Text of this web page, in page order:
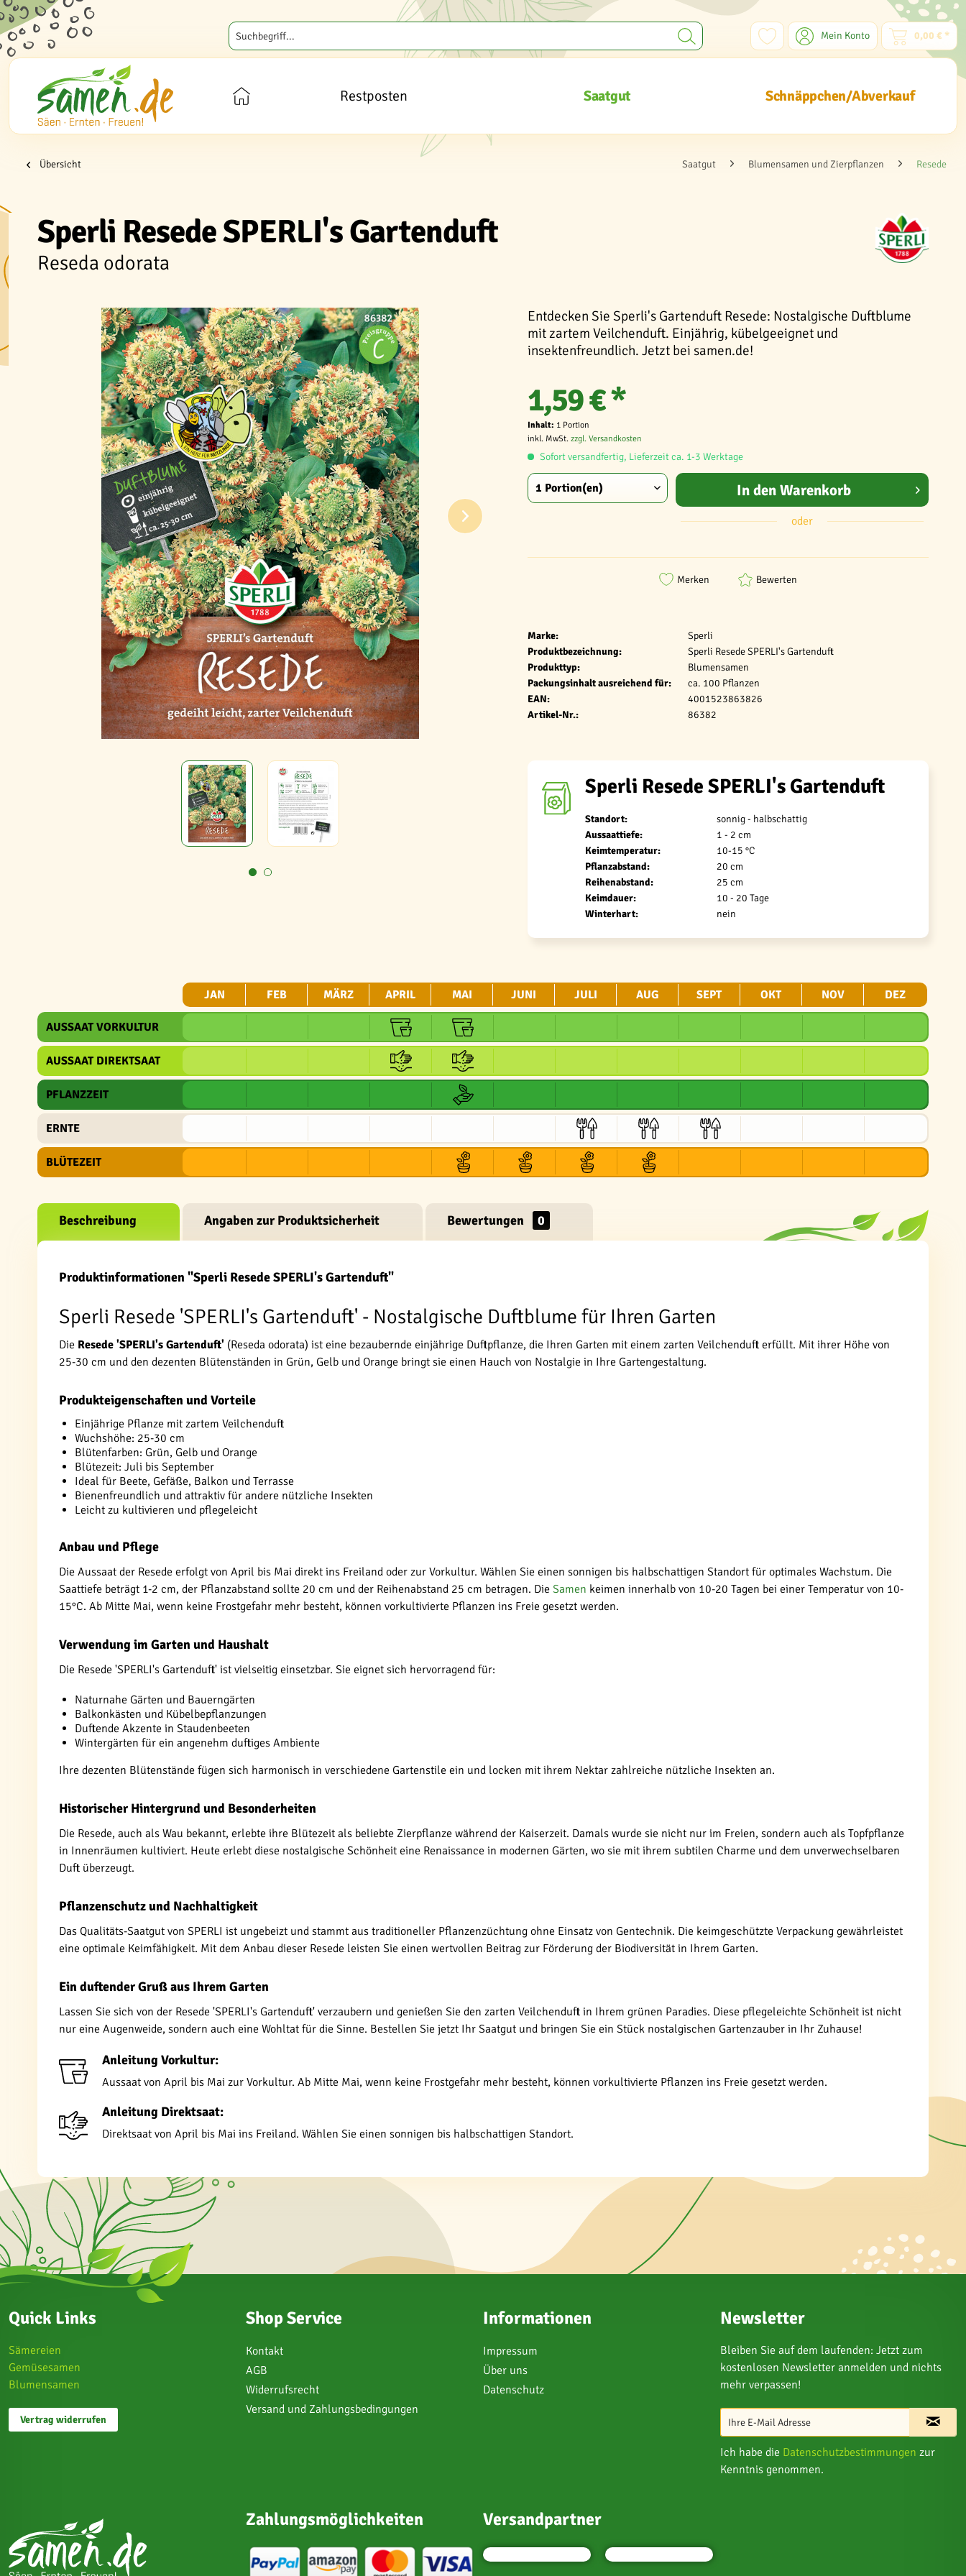
Mein Konto 0,00 € *
Restposten Saatgut Schnäppchen/Abverkauf
Übersicht Saatgut Blumensamen und Zierpflanzen Resede
Sperli Resede SPERLI's Gartenduft
Reseda odorata
Entdecken Sie Sperli's Gartenduft Resede: Nostalgische Duftblume
mit zartem Veilchenduft. Einjährig, kübelgeeignet und
insektenfreundlich. Jetzt bei samen.de!
Marke:
Sperli
Produktbezeichnung:
Sperli Resede SPERLI's Gartenduft
Produkttyp:
Blumensamen
Packungsinhalt ausreichend für:
ca. 100 Pflanzen
EAN:
4001523863826
Artikel-Nr.:
86382
1,59 € *
Inhalt: 1 Portion
inkl. MwSt. zzgl. Versandkosten
Sofort versandfertig, Lieferzeit ca. 1-3 Werktage
In den Warenkorb
oder
Merken Bewerten
Sperli Resede SPERLI's Gartenduft
Standort:
sonnig - halbschattig
Aussaattiefe:
1 - 2 cm
Keimtemperatur:
10-15 °C
Pflanzabstand:
20 cm
Reihenabstand:
25 cm
Keimdauer:
10 - 20 Tage
Winterhart:
nein
JAN FEB MÄRZ APRIL MAI JUNI JULI AUG SEPT OKT NOV DEZ
AUSSAAT VORKULTUR
AUSSAAT DIREKTSAAT
PFLANZZEIT
ERNTE
BLÜTEZEIT
Beschreibung Angaben zur Produktsicherheit Bewertungen 0
Produktinformationen "Sperli Resede SPERLI's Gartenduft"
Sperli Resede 'SPERLI's Gartenduft' - Nostalgische Duftblume für Ihren Garten
Die Resede 'SPERLI's Gartenduft' (Reseda odorata) ist eine bezaubernde einjährige Duftpflanze, die Ihren Garten mit einem zarten Veilchenduft erfüllt. Mit ihrer Höhe von
25-30 cm und den dezenten Blütenständen in Grün, Gelb und Orange bringt sie einen Hauch von Nostalgie in Ihre Gartengestaltung.
Produkteigenschaften und Vorteile
Einjährige Pflanze mit zartem Veilchenduft
Wuchshöhe: 25-30 cm
Blütenfarben: Grün, Gelb und Orange
Blütezeit: Juli bis September
Ideal für Beete, Gefäße, Balkon und Terrasse
Bienenfreundlich und attraktiv für andere nützliche Insekten
Leicht zu kultivieren und pflegeleicht
Anbau und Pflege
Die Aussaat der Resede erfolgt von April bis Mai direkt ins Freiland oder zur Vorkultur. Wählen Sie einen sonnigen bis halbschattigen Standort für optimales Wachstum. Die
Saattiefe beträgt 1-2 cm, der Pflanzabstand sollte 20 cm und der Reihenabstand 25 cm betragen. Die Samen keimen innerhalb von 10-20 Tagen bei einer Temperatur von 10-
15°C. Ab Mitte Mai, wenn keine Frostgefahr mehr besteht, können vorkultivierte Pflanzen ins Freie gesetzt werden.
Verwendung im Garten und Haushalt
Die Resede 'SPERLI's Gartenduft' ist vielseitig einsetzbar. Sie eignet sich hervorragend für:
Naturnahe Gärten und Bauerngärten
Balkonkästen und Kübelbepflanzungen
Duftende Akzente in Staudenbeeten
Wintergärten für ein angenehm duftiges Ambiente
Ihre dezenten Blütenstände fügen sich harmonisch in verschiedene Gartenstile ein und locken mit ihrem Nektar zahlreiche nützliche Insekten an.
Historischer Hintergrund und Besonderheiten
Die Resede, auch als Wau bekannt, erlebte ihre Blütezeit als beliebte Zierpflanze während der Kaiserzeit. Damals wurde sie nicht nur im Freien, sondern auch als Topfpflanze
in Innenräumen kultiviert. Heute erlebt diese nostalgische Schönheit eine Renaissance in modernen Gärten, wo sie mit ihrem subtilen Charme und dem unverwechselbaren
Duft überzeugt.
Pflanzenschutz und Nachhaltigkeit
Das Qualitäts-Saatgut von SPERLI ist ungebeizt und stammt aus traditioneller Pflanzenzüchtung ohne Einsatz von Gentechnik. Die keimgeschützte Verpackung gewährleistet
eine optimale Keimfähigkeit. Mit dem Anbau dieser Resede leisten Sie einen wertvollen Beitrag zur Förderung der Biodiversität in Ihrem Garten.
Ein duftender Gruß aus Ihrem Garten
Lassen Sie sich von der Resede 'SPERLI's Gartenduft' verzaubern und genießen Sie den zarten Veilchenduft in Ihrem grünen Paradies. Diese pflegeleichte Schönheit ist nicht
nur eine Augenweide, sondern auch eine Wohltat für die Sinne. Bestellen Sie jetzt Ihr Saatgut und bringen Sie ein Stück nostalgischen Gartenzauber in Ihr Zuhause!
Anleitung Vorkultur:
Aussaat von April bis Mai zur Vorkultur. Ab Mitte Mai, wenn keine Frostgefahr mehr besteht, können vorkultivierte Pflanzen ins Freie gesetzt werden.
Anleitung Direktsaat:
Direktsaat von April bis Mai ins Freiland. Wählen Sie einen sonnigen bis halbschattigen Standort.
Quick Links
Sämereien
Gemüsesamen
Blumensamen
Vertrag widerrufen
Shop Service
Kontakt
AGB
Widerrufsrecht
Versand und Zahlungsbedingungen
Informationen
Impressum
Über uns
Datenschutz
Newsletter
Bleiben Sie auf dem laufenden: Jetzt zum
kostenlosen Newsletter anmelden und nichts
mehr verpassen!
Ich habe die Datenschutzbestimmungen zur
Kenntnis genommen.
Zahlungsmöglichkeiten Versandpartner